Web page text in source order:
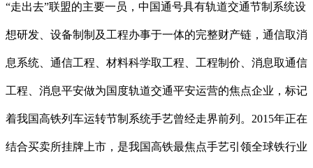
“走出去”联盟的主要一员，中国通号具有轨道交通节制系统设
想研发、设备制制及工程办事于一体的完整财产链，通信取消
息系统、通信工程、材料科学取工程、工程制价、消息取通信
工程、消息平安做为国度轨道交通平安运营的焦点企业，标记
着我国高铁列车运转节制系统手艺曾经走界前列。2015年正在
结合买卖所挂牌上市，是我国高铁最焦点手艺引领全球铁行业